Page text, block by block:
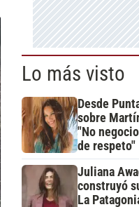
Lo más visto
Desde
sobre
"No
de respeto"
Juliana
construyó
La